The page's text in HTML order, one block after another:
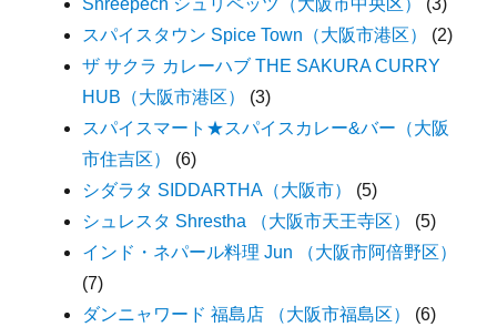
Shreepech シュリペッツ（大阪市中央区）
(3)
スパイスタウン Spice Town（大阪市港区）
(2)
ザ サクラ カレーハブ THE SAKURA CURRY
HUB（大阪市港区）
(3)
スパイスマート★スパイスカレー&バー（大阪
市住吉区）
(6)
シダラタ SIDDARTHA（大阪市）
(5)
シュレスタ Shrestha （大阪市天王寺区）
(5)
インド・ネパール料理 Jun （大阪市阿倍野区）
(7)
ダンニャワード 福島店 （大阪市福島区）
(6)